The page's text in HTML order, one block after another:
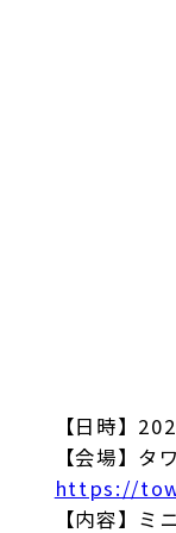
【日時】
【会場】
https://
【内容】ミ